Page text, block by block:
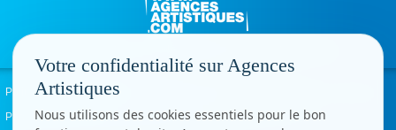
Politique de confidentialité
Paramètres cookies
Votre confidentialité sur Agences
Artistiques
Nous utilisons des cookies essentiels pour le bon